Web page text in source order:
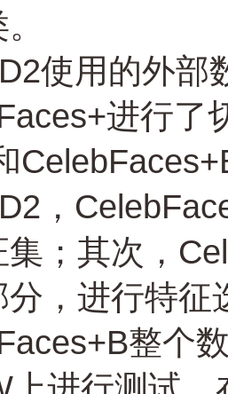
使用的外部
进行了
，
集；其次，
分，进行特征
整个